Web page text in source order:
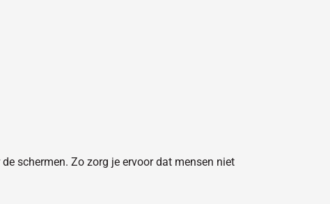
schermen. Zo zorg je ervoor dat mensen niet